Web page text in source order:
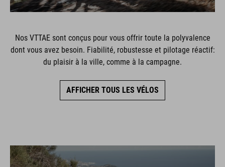
Nos VTTAE sont conçus pour vous offrir toute la polyvalence
dont vous avez besoin. Fiabilité, robustesse et pilotage réactif:
du plaisir à la ville, comme à la campagne.
AFFICHER TOUS LES VÉLOS